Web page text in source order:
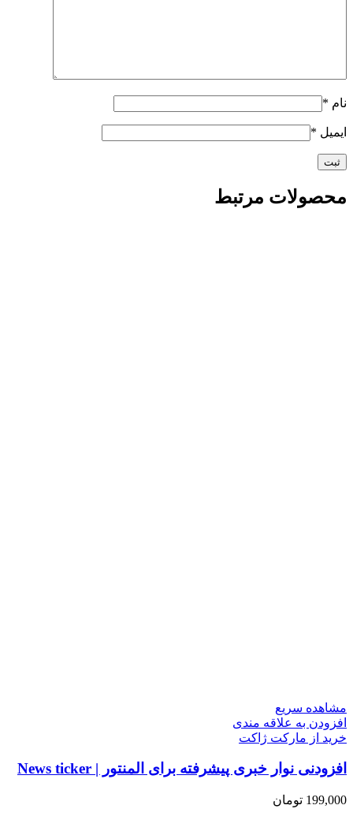
نام *
ایمیل *
محصولات مرتبط
مشاهده سریع
افزودن به علاقه مندی
خرید از مارکت ژاکت
افزودنی نوار خبری پیشرفته برای المنتور | News ticker
199,000 تومان